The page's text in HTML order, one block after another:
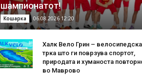
шампионатот!
Кошарка 06.08.2026 12:20
Халк Вело Грин – велосипедска
трка што ги поврзува спортот,
природата и хуманоста
во Маврово